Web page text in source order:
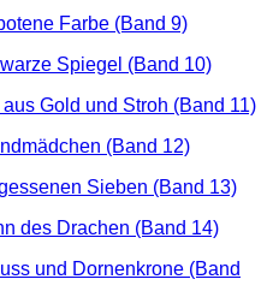
Farbe (Band 9)
Spiegel (Band 10)
Gold und Stroh (Band 11)
(Band 12)
Sieben (Band 13)
des Drachen (Band 14)
und Dornenkrone (Band